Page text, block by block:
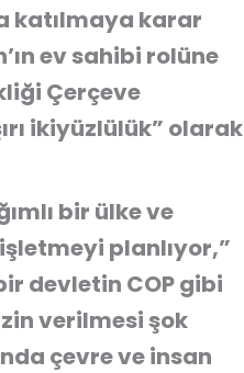
katılmaya karar
ev sahibi rolüne
Çerçeve
ikiyüzlülük” olarak
bir ülke ve
planlıyor,”
devletin COP gibi
verilmesi şok
çevre ve insan